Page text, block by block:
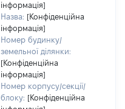
інформація]
Назва: [Конфіденційна
інформація]
Номер будинку/
земельної ділянки:
[Конфіденційна
інформація]
Номер корпусу/секції/
блоку: [Конфіденційна